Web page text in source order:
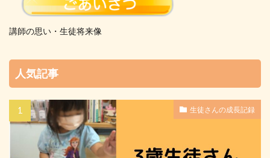
講師の思い・生徒将来像
人気記事
生徒さんの成長記録